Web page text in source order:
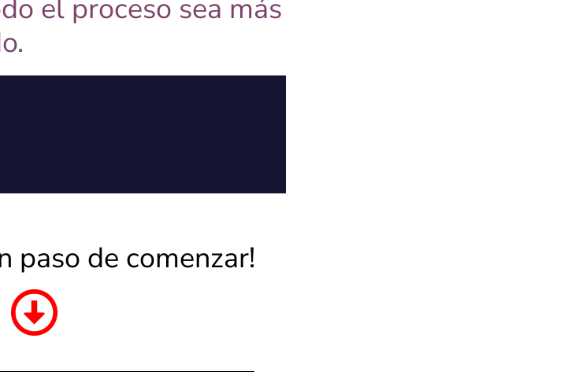
el proceso sea más
paso de comenzar!